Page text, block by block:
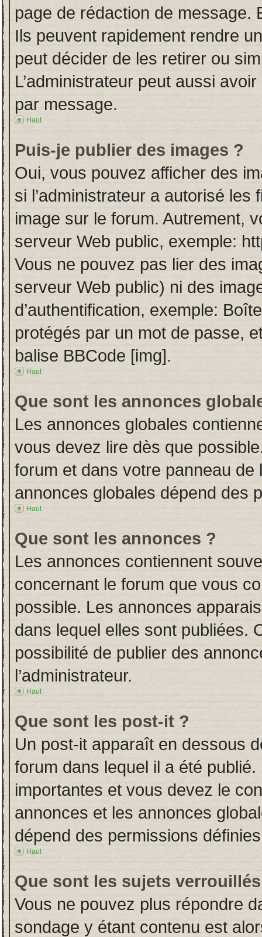
page de rédaction de message.
Ils peuvent rapidement rendre
peut décider de les retirer ou
L’administrateur peut aussi
par message.
Haut
Puis-je publier des images ?
Oui, vous pouvez afficher des
si l’administrateur a autorisé
image sur le forum. Autrement,
serveur Web public, exemple:
Vous ne pouvez pas lier des
serveur Web public) ni des
d’authentification, exemple:
protégés par un mot de passe,
balise BBCode [img].
Haut
Que sont les annonces
Les annonces globales
vous devez lire dès que
forum et dans votre panneau de
annonces globales dépend des
Haut
Que sont les annonces ?
Les annonces contiennent
concernant le forum que vous
possible. Les annonces
dans lequel elles sont publiées.
possibilité de publier des
l’administrateur.
Haut
Que sont les post-it ?
Un post-it apparaît en dessous
forum dans lequel il a été
importantes et vous devez le
annonces et les annonces
dépend des permissions
Haut
Que sont les sujets
Vous ne pouvez plus répondre
sondage y étant contenu est